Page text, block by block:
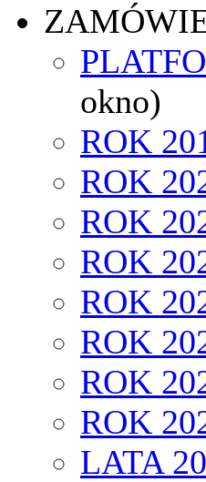
okno)
ROK
ROK
ROK
ROK
ROK
ROK
ROK
ROK
LATA